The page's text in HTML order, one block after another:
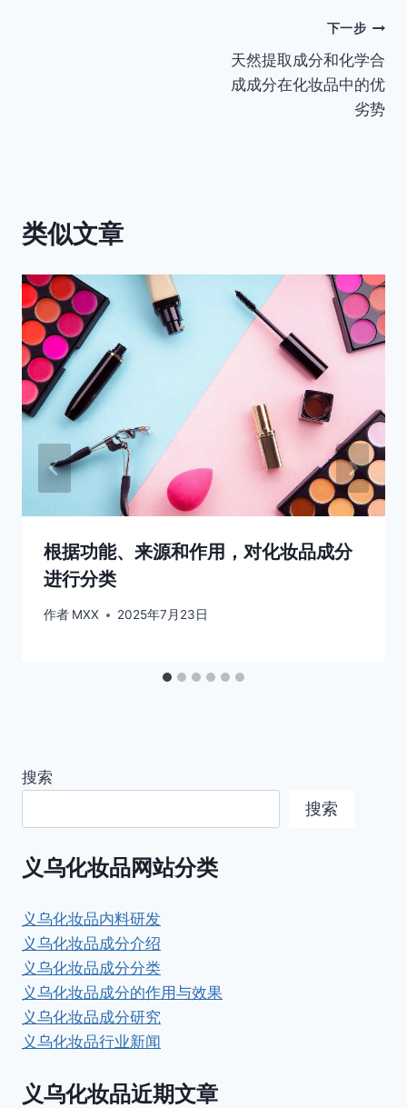
下一步
天然提取成分和化学合
成成分在化妆品中的优
劣势
类似文章
根据功能、来源和作用，对化妆品成分
进行分类
作者 MXX 2025年7月23日
搜索
搜索
义乌化妆品网站分类
义乌化妆品内料研发
义乌化妆品成分介绍
义乌化妆品成分分类
义乌化妆品成分的作用与效果
义乌化妆品成分研究
义乌化妆品行业新闻
义乌化妆品近期文章